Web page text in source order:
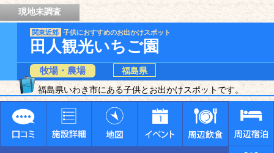
現地未調査
関東近郊 子供におすすめのお出かけスポット
田人観光いちご園
牧場・農場
福島県
福島県いわき市にある子供とお出かけスポットです。